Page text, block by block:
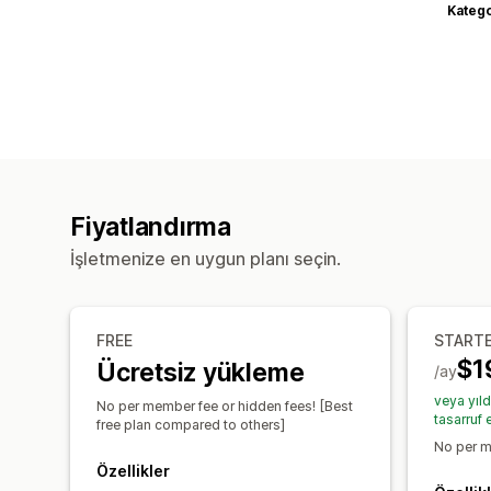
Fiyatlandırma
İşletmenize en uygun planı seçin.
FREE
Ücretsiz yükleme
No per member fee or hidden fees! [Best
free plan compared to others]
Özellikler
/ay
veya
tasarruf
No per